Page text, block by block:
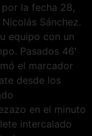
la fecha 28,
Sánchez.
equipo con un
Pasados 46′
el marcador
desde los
en el minuto
intercalado